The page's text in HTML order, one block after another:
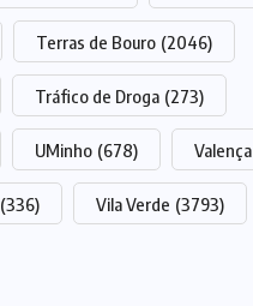
Terras de Bouro (2046)
Tráfico de Droga (273)
UMinho (678) Valença
(336) Vila Verde (3793)